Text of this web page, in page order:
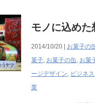
モノに込めた
2014/10/20 | お菓子の
菓子, お菓子の缶, お菓
ージデザイン, ビジネス
業